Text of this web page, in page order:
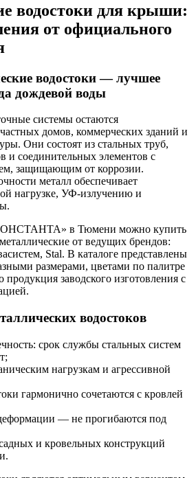
водостоки для крыши:
от официального
водостоки — лучшее
дождевой воды
системы остаются
домов, коммерческих зданий и
Они состоят из стальных труб,
и соединительных элементов с
защищающим от коррозии.
металл обеспечивает
нагрузке, УФ-излучению и
в Тюмени можно купить
от ведущих брендов:
Stal. В каталоге представлены
размерами, цветами по палитре
заводского изготовления с
водостоков
срок службы стальных систем
нагрузкам и агрессивной
гармонично сочетаются с кровлей
— не прогибаются под
и кровельных конструкций